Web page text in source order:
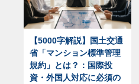
【5000字解説】国土交通
省「マンション標準管理
規約」とは？：国際投
資・外国人対応に必須の